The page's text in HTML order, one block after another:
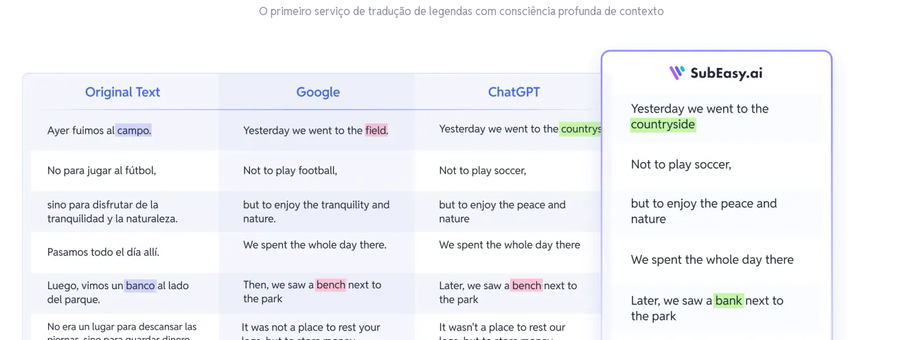
O primeiro serviço de tradução de legendas com consciência profunda de contexto